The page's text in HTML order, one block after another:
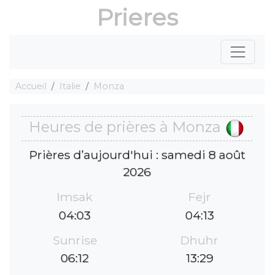
Prieres
Accueil Italie Monza
Heures de prières à Monza
Prières d’aujourd'hui : samedi 8 août
2026
Imsak
04:03
Fejr
04:13
Sunrise
06:12
Dhuhr
13:29